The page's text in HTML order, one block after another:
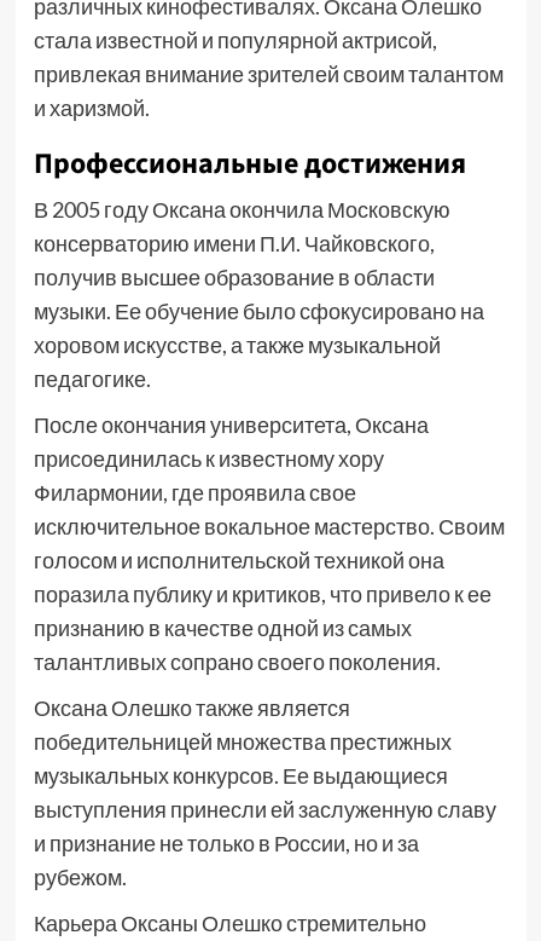
различных кинофестивалях. Оксана Олешко
стала известной и популярной актрисой,
привлекая внимание зрителей своим талантом
и харизмой.
Профессиональные достижения
В 2005 году Оксана окончила Московскую
консерваторию имени П.И. Чайковского,
получив высшее образование в области
музыки. Ее обучение было сфокусировано на
хоровом искусстве, а также музыкальной
педагогике.
После окончания университета, Оксана
присоединилась к известному хору
Филармонии, где проявила свое
исключительное вокальное мастерство. Своим
голосом и исполнительской техникой она
поразила публику и критиков, что привело к ее
признанию в качестве одной из самых
талантливых сопрано своего поколения.
Оксана Олешко также является
победительницей множества престижных
музыкальных конкурсов. Ее выдающиеся
выступления принесли ей заслуженную славу
и признание не только в России, но и за
рубежом.
Карьера Оксаны Олешко стремительно